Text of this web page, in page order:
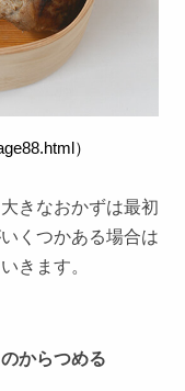
）
きなおかずは最初
くつかある場合は
きます。
からつめる